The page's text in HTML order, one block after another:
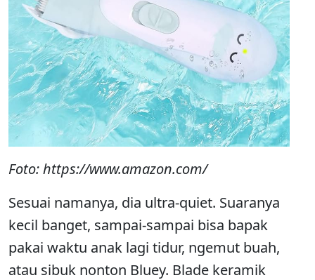
Foto: https://www.amazon.com/
Sesuai namanya, dia ultra-quiet. Suaranya
kecil banget, sampai-sampai bisa bapak
pakai waktu anak lagi tidur, ngemut buah,
atau sibuk nonton Bluey. Blade keramik